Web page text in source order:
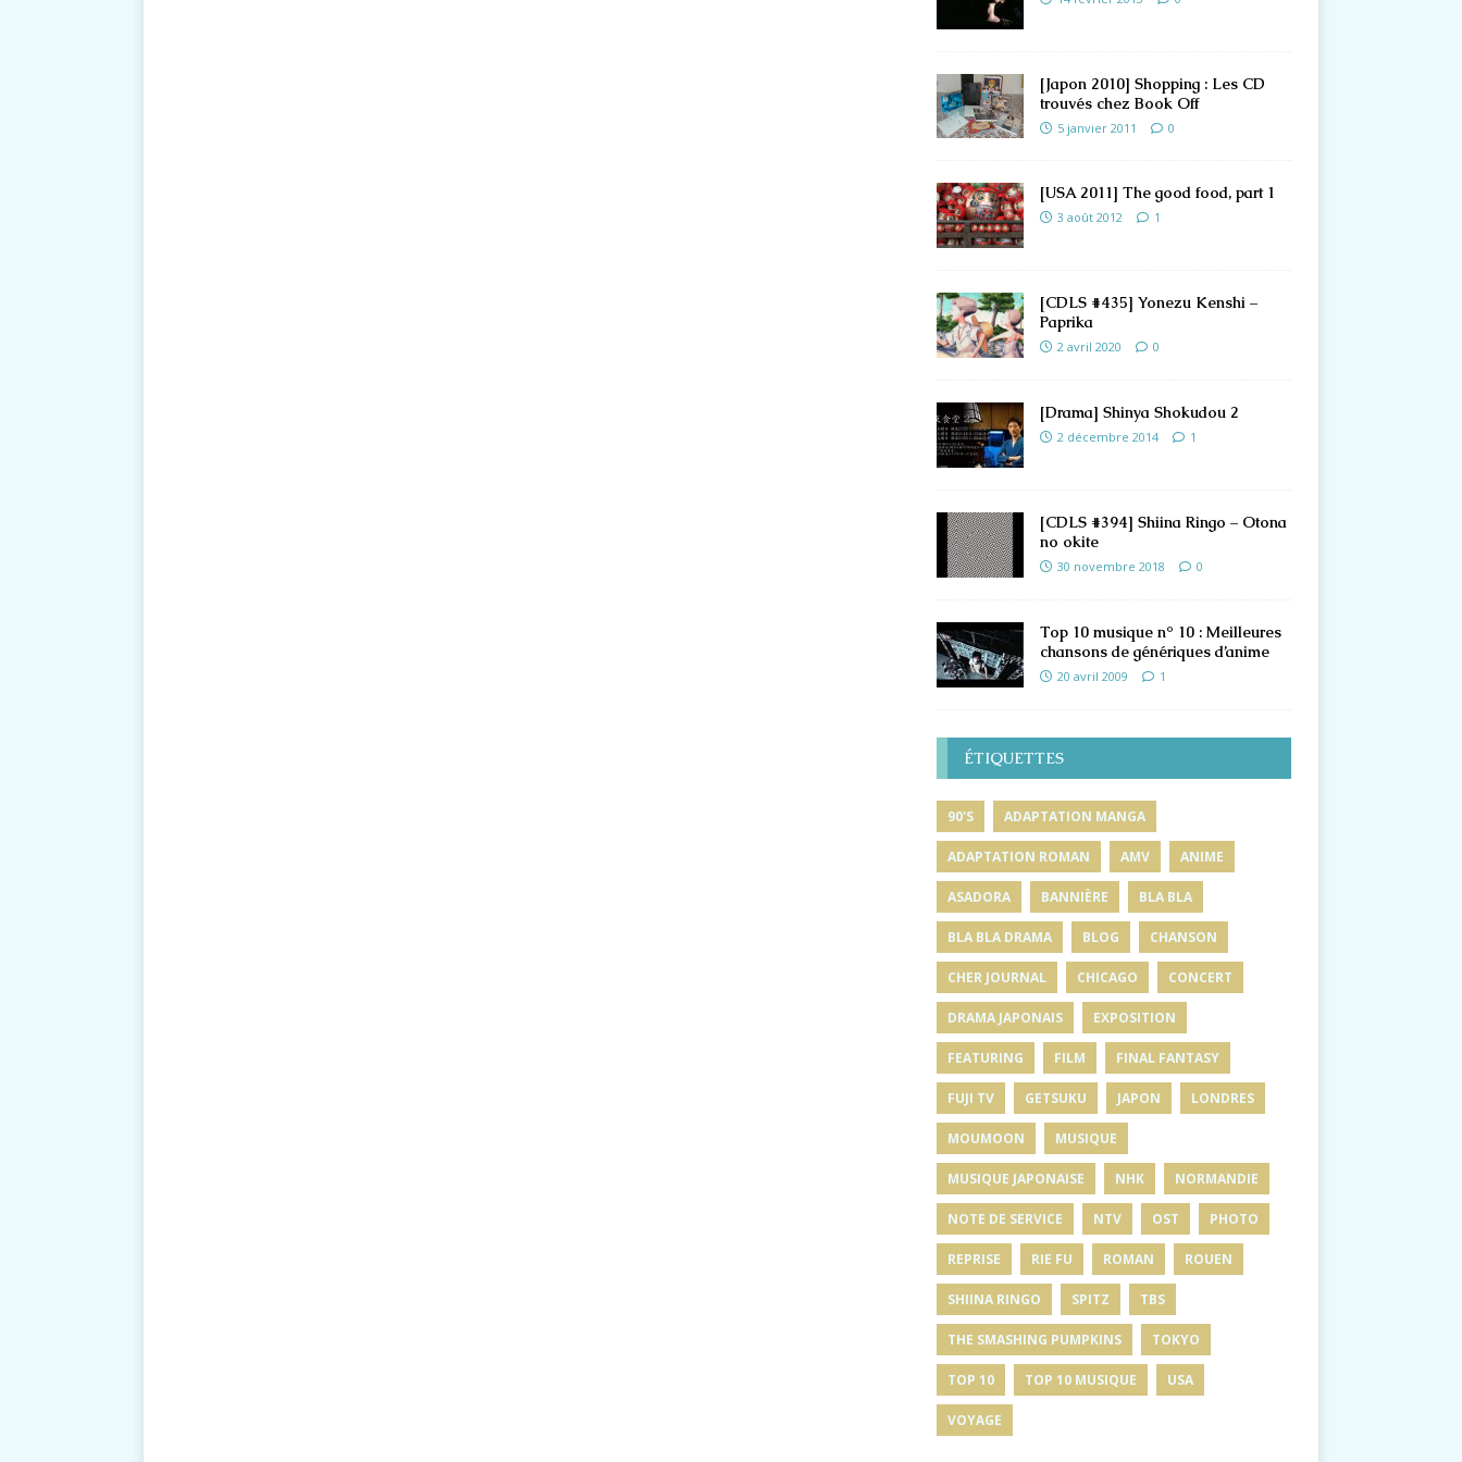
[Japon 2010] Shopping : Les CD
trouvés chez Book Off
5 janvier 2011 0
[USA 2011] The good food, part 1
3 août 2012 1
[CDLS #435] Yonezu Kenshi –
Paprika
2 avril 2020 0
[Drama] Shinya Shokudou 2
2 décembre 2014 1
[CDLS #394] Shiina Ringo – Otona
no okite
30 novembre 2018 0
Top 10 musique n° 10 : Meilleures
chansons de génériques d’anime
20 avril 2009 1
ÉTIQUETTES
90'S ADAPTATION MANGA
ADAPTATION ROMAN AMV ANIME
ASADORA BANNIÈRE BLA BLA
BLA BLA DRAMA BLOG CHANSON
CHER JOURNAL CHICAGO CONCERT
DRAMA JAPONAIS EXPOSITION
FEATURING FILM FINAL FANTASY
FUJI TV GETSUKU JAPON LONDRES
MOUMOON MUSIQUE
MUSIQUE JAPONAISE NHK NORMANDIE
NOTE DE SERVICE NTV OST PHOTO
REPRISE RIE FU ROMAN ROUEN
SHIINA RINGO SPITZ TBS
THE SMASHING PUMPKINS TOKYO
TOP 10 TOP 10 MUSIQUE USA
VOYAGE